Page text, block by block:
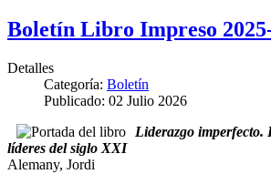
Boletín Libro Impreso
Detalles
Categoría: Boletín
Publicado: 02 Julio 2026
Liderazgo imperfecto.
líderes del siglo XXI
Alemany, Jordi